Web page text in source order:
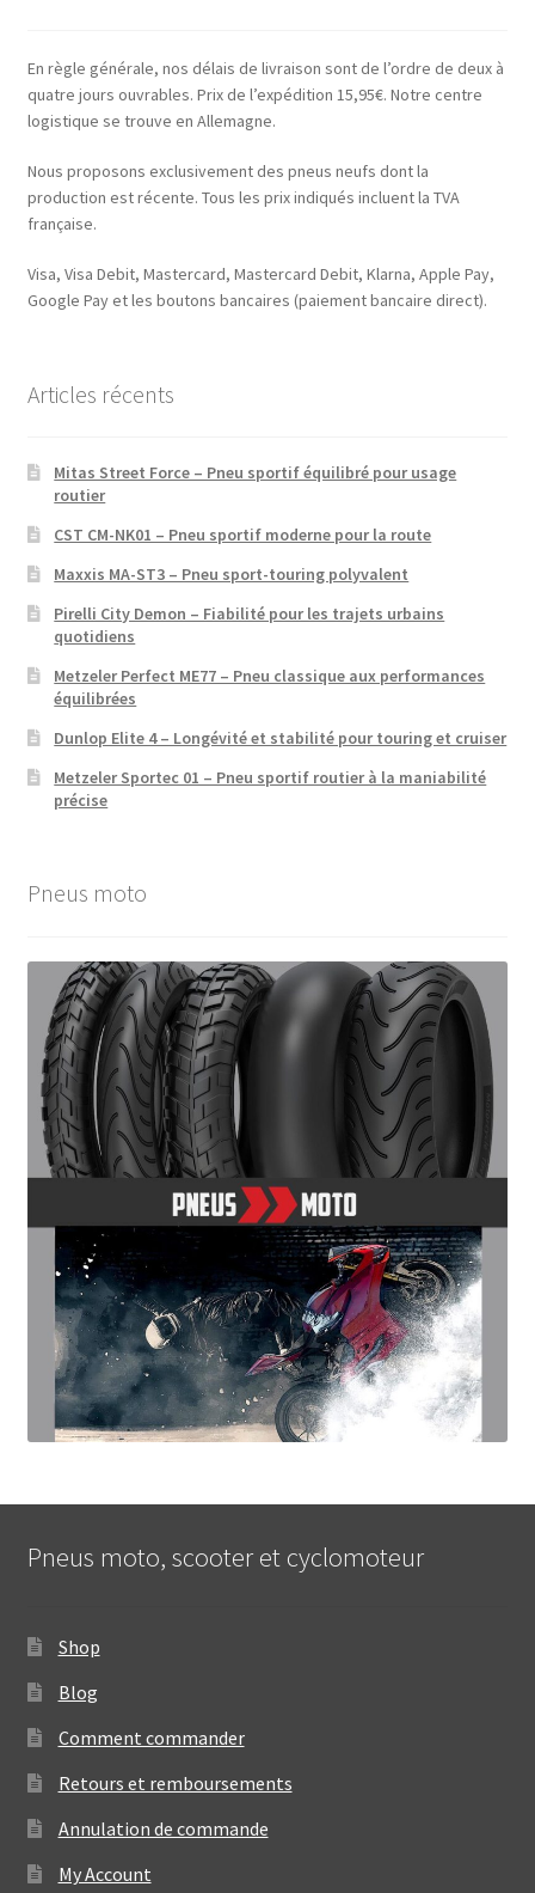
En règle générale, nos délais de livraison sont de l’ordre de deux à
quatre jours ouvrables. Prix de l’expédition 15,95€. Notre centre
logistique se trouve en Allemagne.
Nous proposons exclusivement des pneus neufs dont la
production est récente. Tous les prix indiqués incluent la TVA
française.
Visa, Visa Debit, Mastercard, Mastercard Debit, Klarna, Apple Pay,
Google Pay et les boutons bancaires (paiement bancaire direct).
Articles récents
Mitas Street Force – Pneu sportif équilibré pour usage
routier
CST CM-NK01 – Pneu sportif moderne pour la route
Maxxis MA-ST3 – Pneu sport-touring polyvalent
Pirelli City Demon – Fiabilité pour les trajets urbains
quotidiens
Metzeler Perfect ME77 – Pneu classique aux performances
équilibrées
Dunlop Elite 4 – Longévité et stabilité pour touring et cruiser
Metzeler Sportec 01 – Pneu sportif routier à la maniabilité
précise
Pneus moto
Pneus moto, scooter et cyclomoteur
Shop
Blog
Comment commander
Retours et remboursements
Annulation de commande
My Account